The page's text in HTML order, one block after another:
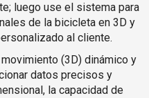
luego use el sistema para
de la bicicleta en 3D y
al cliente.
(3D) dinámico y
datos precisos y
la capacidad de